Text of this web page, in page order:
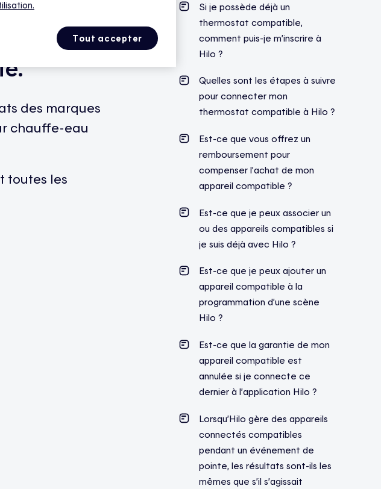
à
des marques
chauffe-eau
toutes les
Si je possède déjà un
thermostat compatible,
comment puis-je m’inscrire à
Hilo ?
Quelles sont les étapes à suivre
pour connecter mon
thermostat compatible à Hilo ?
Est-ce que vous offrez un
remboursement pour
compenser l’achat de mon
appareil compatible ?
Est-ce que je peux associer un
ou des appareils compatibles si
je suis déjà avec Hilo ?
Est-ce que je peux ajouter un
appareil compatible à la
programmation d’une scène
Hilo ?
Est-ce que la garantie de mon
appareil compatible est
annulée si je connecte ce
dernier à l’application Hilo ?
Lorsqu’Hilo gère des appareils
connectés compatibles
pendant un événement de
pointe, les résultats sont-ils les
mêmes que s’il s’agissait
Tout accepter